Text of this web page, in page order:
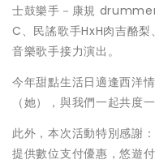
士鼓樂手－康規
C、民謠歌手HxH肉吉酪
音樂歌手接力演出。
今年甜點生活日適逢西洋
（她），與我們一起共度
此外，本次活動特別感謝
提供數位支付優惠，悠遊